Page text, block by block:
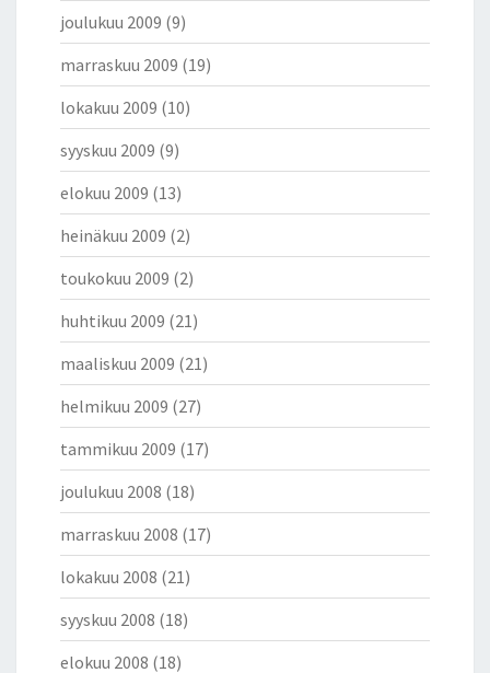
joulukuu 2009 (9)
marraskuu 2009 (19)
lokakuu 2009 (10)
syyskuu 2009 (9)
elokuu 2009 (13)
heinäkuu 2009 (2)
toukokuu 2009 (2)
huhtikuu 2009 (21)
maaliskuu 2009 (21)
helmikuu 2009 (27)
tammikuu 2009 (17)
joulukuu 2008 (18)
marraskuu 2008 (17)
lokakuu 2008 (21)
syyskuu 2008 (18)
elokuu 2008 (18)